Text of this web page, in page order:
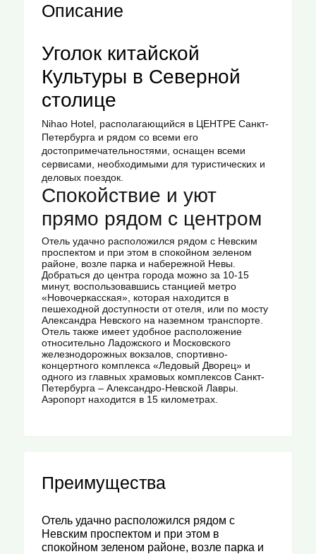
Описание
Уголок китайской
Культуры в Северной
столице
Nihao Hotel, располагающийся в ЦЕНТРЕ Санкт-
Петербурга и рядом со всеми его
достопримечательностями, оснащен всеми
сервисами, необходимыми для туристических и
деловых поездок.
Спокойствие и уют
прямо рядом с центром
Отель удачно расположился рядом с Невским
проспектом и при этом в спокойном зеленом
районе, возле парка и набережной Невы.
Добраться до центра города можно за 10-15
минут, воспользовавшись станцией метро
«Новочеркасская», которая находится в
пешеходной доступности от отеля, или по мосту
Александра Невского на наземном транспорте.
Отель также имеет удобное расположение
относительно Ладожского и Московского
железнодорожных вокзалов, спортивно-
концертного комплекса «Ледовый Дворец» и
одного из главных храмовых комплексов Санкт-
Петербурга – Александро-Невской Лавры.
Аэропорт находится в 15 километрах.
Преимущества
Отель удачно расположился рядом с
Невским проспектом и при этом в
спокойном зеленом районе, возле парка и